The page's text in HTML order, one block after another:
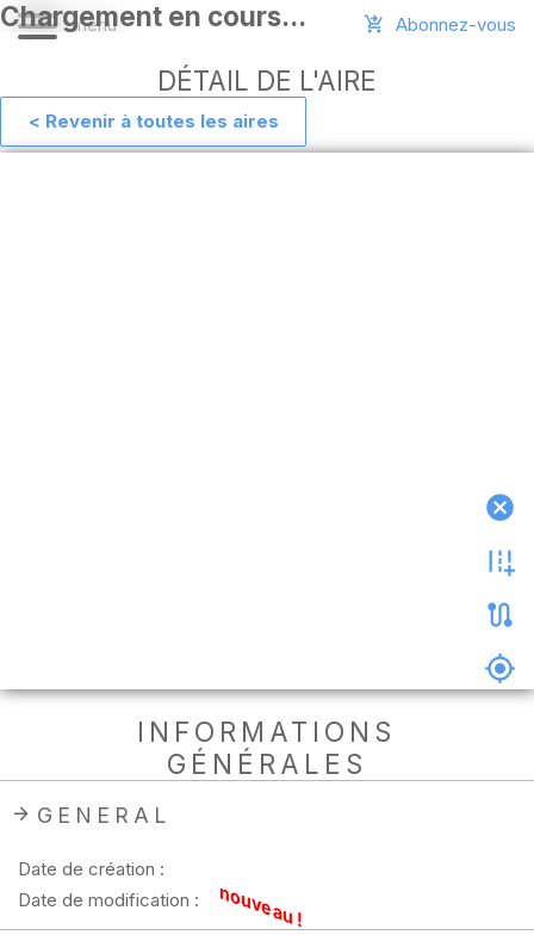
Aide
hors
ligne
Abonnez-vous
DÉTAIL DE L'AIRE
< Revenir à toutes les aires
INFORMATIONS
GÉNÉRALES
GENERAL
Date de création :
Date de modification :
nouveau !